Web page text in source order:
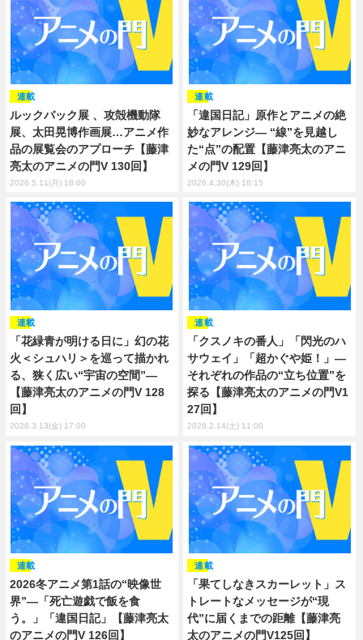
ルックバック展 、攻殻機動隊
展、太田晃博作画展…アニメ作
品の展覧会のアプローチ【藤津
亮太のアニメの門V 130回】
連載
2026.5.11(月) 18:00
「違国日記」原作とアニメの絶
妙なアレンジ― “線”を見越し
た“点”の配置【藤津亮太のアニ
メの門V 129回】
連載
2026.4.30(木) 18:15
「花緑青が明ける日に」幻の花
火＜シュハリ＞を巡って描かれ
る、狭く広い“宇宙の空間”―
【藤津亮太のアニメの門V 128
回】
連載
2026.3.13(金) 17:00
「クスノキの番人」「閃光のハ
サウェイ」「超かぐや姫！」―
それぞれの作品の“立ち位置”を
探る【藤津亮太のアニメの門V1
27回】
連載
2026.2.14(土) 11:00
2026冬アニメ第1話の“映像世
界”―「死亡遊戯で飯を食
う。」「違国日記」【藤津亮太
のアニメの門V 126回】
連載
「果てしなきスカーレット」ス
トレートなメッセージが“現
代”に届くまでの距離【藤津亮
太のアニメの門V125回】
連載